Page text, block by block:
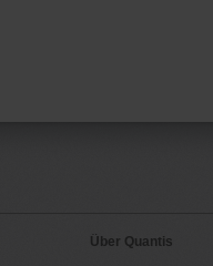
Über Quantis